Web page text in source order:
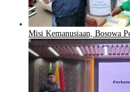
Misi Kemanusiaan, Bosowa